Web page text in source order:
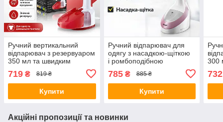
Ручний вертикальний
відпарювач з резервуаром
350 мл та швидким
нагріванням RAF R.1226R
1200W
719 ₴ 819 ₴
Купити
Ручний відпарювач для
одягу з насадкою-щіткою
і ромбоподібною
1600W
785₴ 885 ₴
Купити
300
732
Акційні пропозиції та новинки